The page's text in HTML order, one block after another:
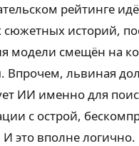
рейтинге
историй,
модели смещён на
Впрочем, львиная
ИИ именно для
с острой,
И это вполне